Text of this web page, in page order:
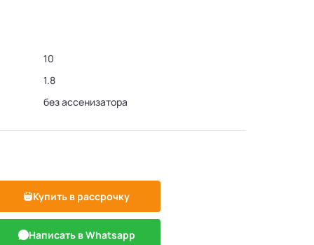
10
1.8
без ассенизатора
Купить в рассрочку
Написать в Whatsapp